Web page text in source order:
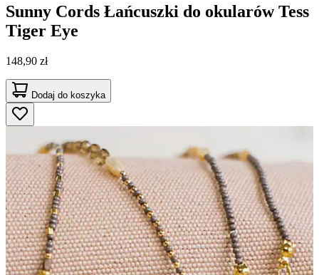
Sunny Cords Łańcuszki do okularów Tess
Tiger Eye
148,90 zł
Dodaj do koszyka